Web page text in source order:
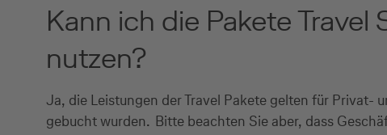
Kann ich die Pakete
nutzen?
Ja, die Leistungen der Travel Pakete gelten für
gebucht wurden. Bitte beachten Sie aber, dass